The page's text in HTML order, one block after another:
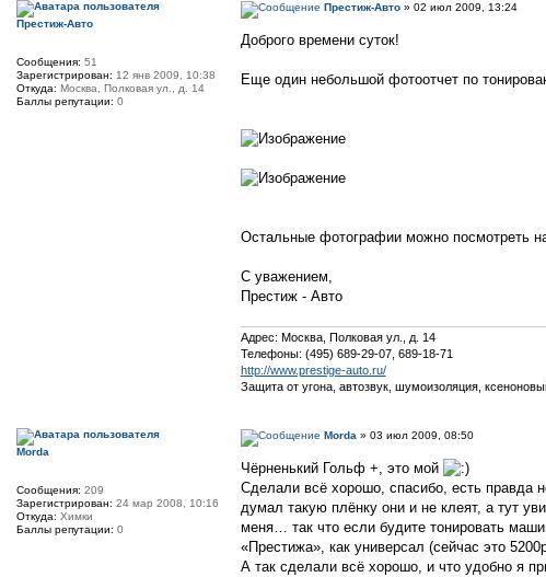
Престиж-Авто» 02 июл 2009, 13:24
Доброго времени суток!
Еще один небольшой фотоотчет по
Остальные фотографии можно посмотреть
С уважением,
Престиж - Авто
Адрес: Москва, Полковая ул., д. 14
Телефоны: (495) 689-29-07, 689-18-71
http://www.prestige-auto.ru/
Защита от угона, автозвук, шумоизоляция,
Престиж-Авто
Сообщения: 51
Зарегистрирован: 12 янв 2009, 10:38
Откуда: Москва, Полковая ул., д. 14
Баллы репутации: 0
Morda» 03 июл 2009, 08:50
Чёрненький Гольф +, это мой
Сделали всё хорошо, спасибо, есть правда
думал такую плёнку они и не клеят, а тут
меня… так что если будите тонировать
«Престижа», как универсал (сейчас это
А так сделали всё хорошо, и что удобно я
Morda
Сообщения: 209
Зарегистрирован: 24 мар 2008, 10:16
Откуда: Химки
Баллы репутации: 0